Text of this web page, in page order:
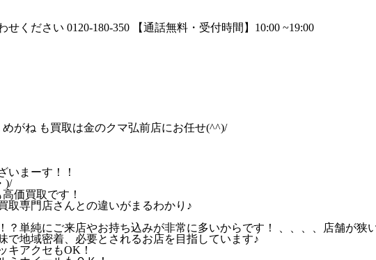
がね も買取は金のクマ弘前店にお任せ(^^)/
いまーす！！
)/
価買取です！
取専門店さんとの違いがまるわかり♪
？単純にご来店やお持ち込みが非常に多いからです！ 、、、、店舗が狭
で地域密着、必要とされるお店を目指しています♪
キアクセもOK！